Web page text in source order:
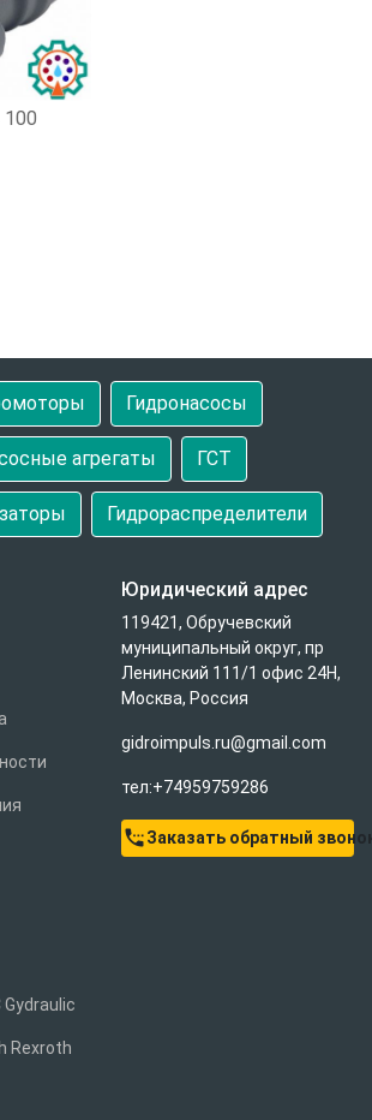
Гидронасосы
агрегаты ГСТ
Гидрораспределители
Юридический адрес
119421, Обручевский
муниципальный округ, пр
Ленинский 111/1 офис 24Н,
Москва, Россия
gidroimpuls.ru@gmail.com
тел:+74959759286
settings_phoneЗаказать обратный
Rexroth